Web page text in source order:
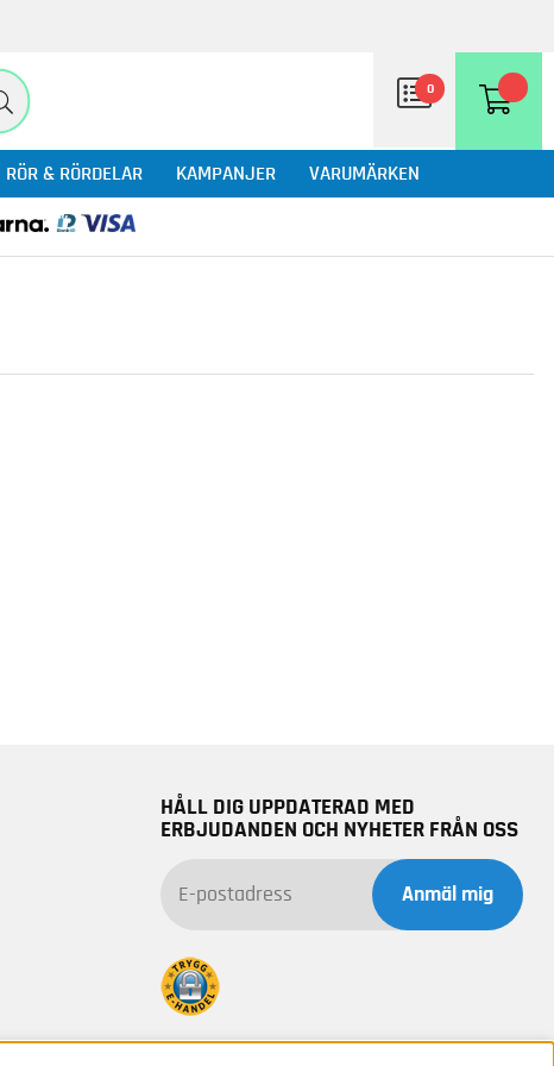
0
RÖR & RÖRDELAR KAMPANJER VARUMÄRKEN
HÅLL DIG UPPDATERAD MED
ERBJUDANDEN OCH NYHETER FRÅN OSS
Anmäl mig